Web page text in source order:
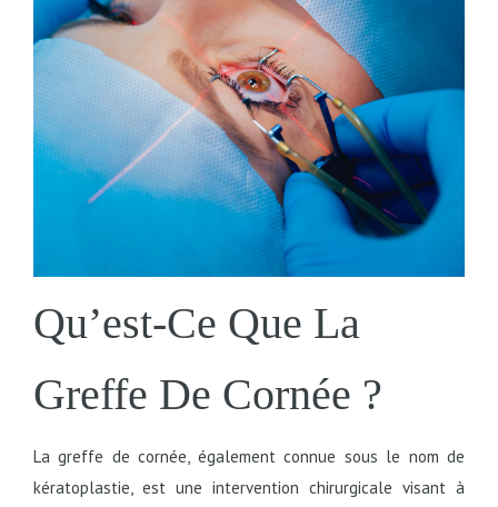
Qu’est-Ce Que La
Greffe De Cornée ?
La greffe de cornée, également connue sous le nom de
kératoplastie, est une intervention chirurgicale visant à